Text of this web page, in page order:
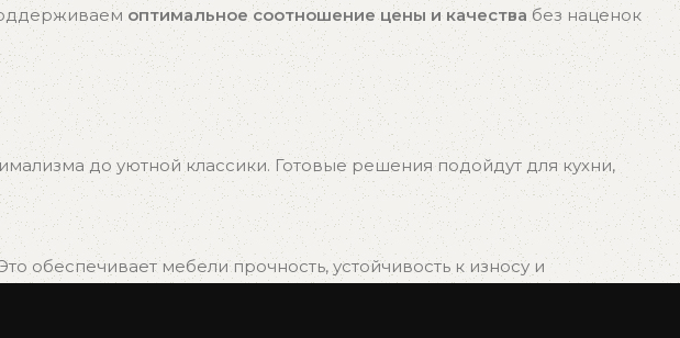
оптимальное соотношение цены и качества без наценок
до уютной классики. Готовые решения подойдут для кухни,
обеспечивает мебели прочность, устойчивость к износу и